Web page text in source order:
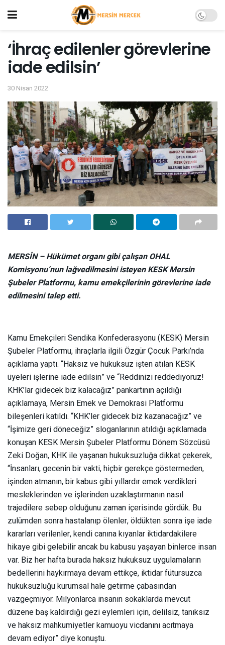
‘İhraç edilenler görevlerine
iade edilsin’
30 Nisan 2022
MERSİN – Hükümet organı gibi çalışan OHAL
Komisyonu’nun lağvedilmesini isteyen KESK Mersin
Şubeler Platformu, kamu emekçilerinin görevlerine iade
edilmesini talep etti.
Kamu Emekçileri Sendika Konfederasyonu (KESK) Mersin
Şubeler Platformu, ihraçlarla ilgili Özgür Çocuk Parkı’nda
açıklama yaptı. “Haksız ve hukuksuz işten atılan KESK
üyeleri işlerine iade edilsin” ve “Reddinizi reddediyoruz!
KHK’lar gidecek biz kalacağız” pankartının açıldığı
açıklamaya, Mersin Emek ve Demokrasi Platformu
bileşenleri katıldı. “KHK’ler gidecek biz kazanacağız” ve
“İşimize geri döneceğiz” sloganlarının atıldığı açıklamada
konuşan KESK Mersin Şubeler Platformu Dönem Sözcüsü
Zeki Doğan, KHK ile yaşanan hukuksuzluğa dikkat çekerek,
“İnsanları, gecenin bir vakti, hiçbir gerekçe göstermeden,
işinden atmanın, bir kabus gibi yıllardır emek verdikleri
mesleklerinden ve işlerinden uzaklaştırmanın nasıl
trajedilere sebep olduğunu zaman içerisinde gördük. Bu
zulümden sonra hastalanıp ölenler, öldükten sonra işe iade
kararları verilenler, kendi canına kıyanlar iktidardakilere
hikaye gibi gelebilir ancak bu kabusu yaşayan binlerce insan
var. Biz her hafta burada haksız hukuksuz uygulamaların
bedellerini haykırmaya devam ettikçe, iktidar fütursuzca
hukuksuzluğu kurumsal hale getirme çabasından
vazgeçmiyor. Milyonlarca insanın sokaklarda mevcut
düzene baş kaldırdığı gezi eylemleri için, delilsiz, tanıksız
ve haksız mahkumiyetler kamuoyu vicdanını acıtmaya
devam ediyor” diye konuştu.